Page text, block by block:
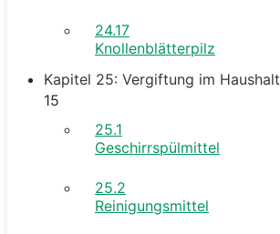
24.17
Knollenblätterpilz
Kapitel 25: Vergiftung im Haushalt
15
25.1
Geschirrspülmittel
25.2
Reinigungsmittel